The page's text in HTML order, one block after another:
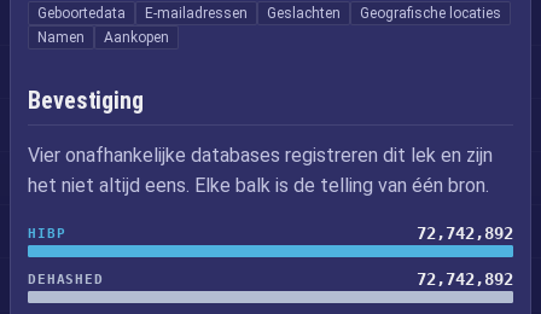
Geboortedata E-mailadressen Geslachten
Geografische locaties
Namen
Aankopen
Bevestiging
Vier onafhankelijke databases registreren dit lek en zijn
het niet altijd eens. Elke balk is de telling van één bron.
HIBP 72,742,892
DEHASHED 72,742,892